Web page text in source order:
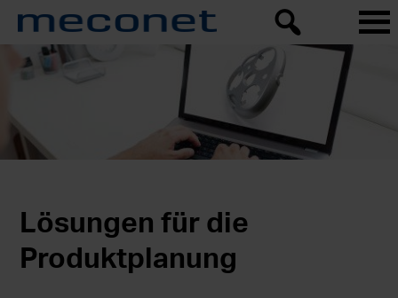
Lösungen für die
Produktplanung